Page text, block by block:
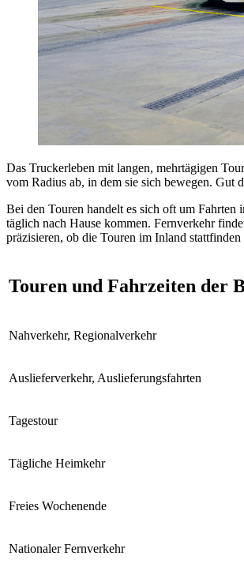
Das Truckerleben mit langen, mehrtägigen
vom Radius ab, in dem sie sich bewegen. Gut
Bei den Touren handelt es sich oft um Fahrten
täglich nach Hause kommen. Fernverkehr
präzisieren, ob die Touren im Inland
Touren und Fahrzeiten der
Nahverkehr, Regionalverkehr
Auslieferverkehr, Auslieferungsfahrten
Tagestour
Tägliche Heimkehr
Freies Wochenende
Nationaler Fernverkehr